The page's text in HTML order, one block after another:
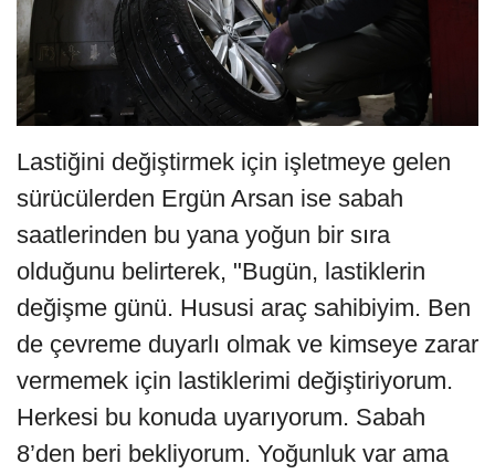
Lastiğini değiştirmek için işletmeye gelen
sürücülerden Ergün Arsan ise sabah
saatlerinden bu yana yoğun bir sıra
olduğunu belirterek, "Bugün, lastiklerin
değişme günü. Hususi araç sahibiyim. Ben
de çevreme duyarlı olmak ve kimseye zarar
vermemek için lastiklerimi değiştiriyorum.
Herkesi bu konuda uyarıyorum. Sabah
8’den beri bekliyorum. Yoğunluk var ama